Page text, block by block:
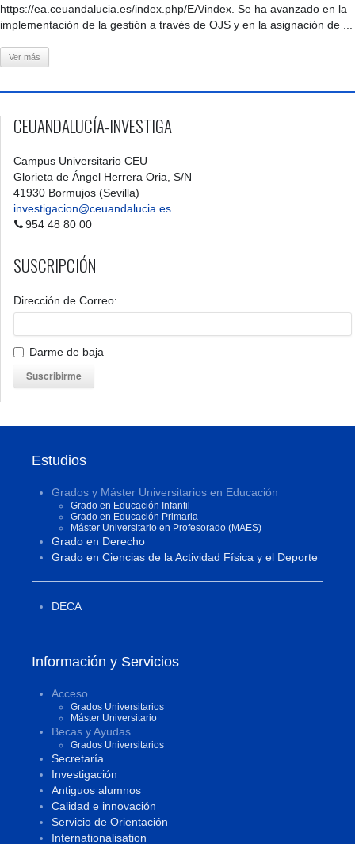
https://ea.ceuandalucia.es/index.php/EA/index. Se ha avanzado en la
implementación de la gestión a través de OJS y en la asignación de ...
Ver más
CEUANDALUCÍA-INVESTIGA
Campus Universitario CEU
Glorieta de Ángel Herrera Oria, S/N
41930 Bormujos (Sevilla)
investigacion@ceuandalucia.es
954 48 80 00
SUSCRIPCIÓN
Dirección de Correo:
Darme de baja
Suscribirme
Estudios
Grados y Máster Universitarios en Educación
Grado en Educación Infantil
Grado en Educación Primaria
Máster Universitario en Profesorado (MAES)
Grado en Derecho
Grado en Ciencias de la Actividad Física y el Deporte
DECA
Información y Servicios
Acceso
Grados Universitarios
Máster Universitario
Becas y Ayudas
Grados Universitarios
Secretaría
Investigación
Antiguos alumnos
Calidad e innovación
Servicio de Orientación
Internationalisation